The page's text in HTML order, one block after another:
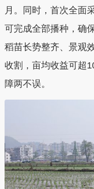
月。同时，首次全面
可完成全部播种，确
稻苗长势整齐、景观
收割，亩均收益可超
障两不误。